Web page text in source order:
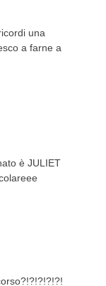
una
a farne a
è JULIET